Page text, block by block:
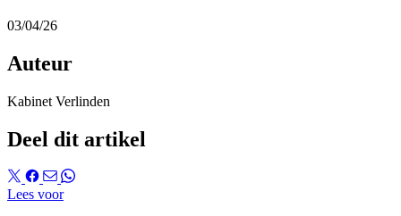
03/04/26
Auteur
Kabinet Verlinden
Deel dit artikel
Lees voor